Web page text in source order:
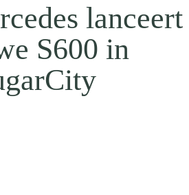
lanceert
S600 in